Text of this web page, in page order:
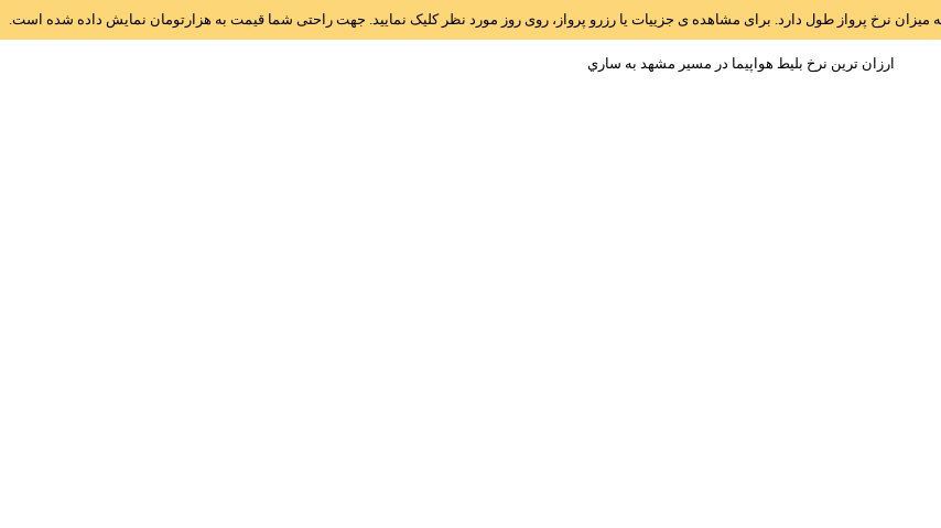
میزان نرخ پرواز طول دارد. برای مشاهده ی جزییات یا رزرو پرواز، روی روز مورد نظر کلیک نمایید. جهت راحتی شما قیمت به هزارتومان نمایش داده شده است.
ارزان ترین نرخ بلیط هواپیما در مسیر مشهد به ساري